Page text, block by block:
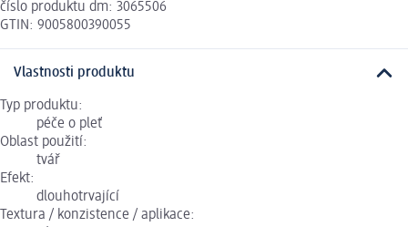
číslo produktu dm: 3065506
GTIN: 9005800390055
Vlastnosti produktu
Typ produktu:
péče o pleť
Oblast použití:
tvář
Efekt:
dlouhotrvající
Textura / konzistence / aplikace: